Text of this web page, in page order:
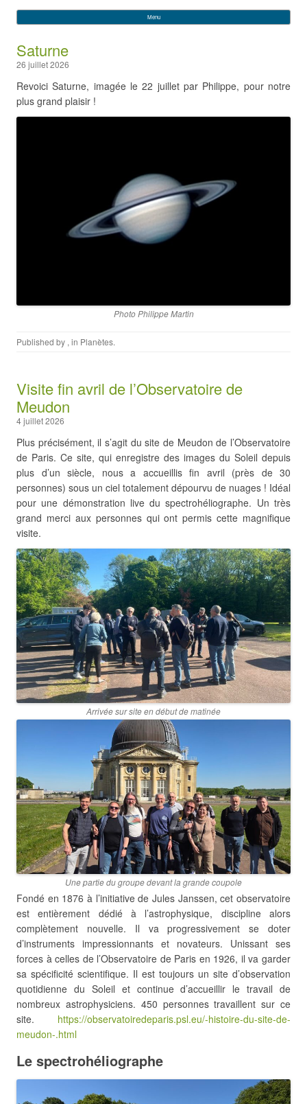
VEGARechercher :
Menu
Skip to content
Saturne
26 juillet 2026
Revoici Saturne, imagée le 22 juillet par Philippe, pour notre
plus grand plaisir !
Photo Philippe Martin
Published by , in Planètes.
Visite fin avril de l’Observatoire de
Meudon
4 juillet 2026
Plus précisément, il s’agit du site de Meudon de l’Observatoire
de Paris. Ce site, qui enregistre des images du Soleil depuis
plus d’un siècle, nous a accueillis fin avril (près de 30
personnes) sous un ciel totalement dépourvu de nuages ! Idéal
pour une démonstration live du spectrohéliographe. Un très
grand merci aux personnes qui ont permis cette magnifique
visite.
Arrivée sur site en début de matinée
Une partie du groupe devant la grande coupole
Fondé en 1876 à l’initiative de Jules Janssen, cet observatoire
est entièrement dédié à l’astrophysique, discipline alors
complètement nouvelle. Il va progressivement se doter
d’instruments impressionnants et novateurs. Unissant ses
forces à celles de l’Observatoire de Paris en 1926, il va garder
sa spécificité scientifique. Il est toujours un site d’observation
quotidienne du Soleil et continue d’accueillir le travail de
nombreux astrophysiciens. 450 personnes travaillent sur ce
site. https://observatoiredeparis.psl.eu/-histoire-du-site-de-
meudon-.html
Le spectrohéliographe